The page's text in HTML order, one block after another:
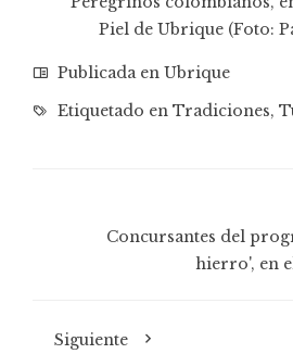
Piel de Ubrique (Foto:
Publicada en Ubrique
Etiquetado en Tradiciones,
Concursantes del
hierro', en
Siguiente